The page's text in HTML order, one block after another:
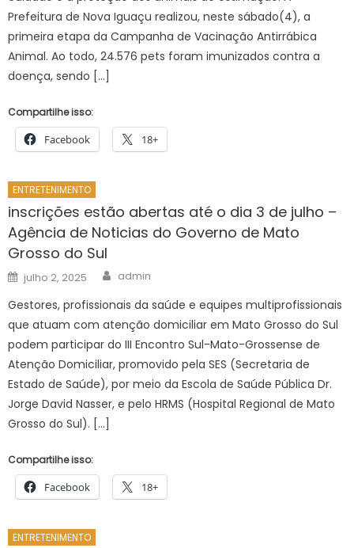
Prefeitura de Nova Iguaçu realizou, neste sábado(4), a
primeira etapa da Campanha de Vacinação Antirrábica
Animal. Ao todo, 24.576 pets foram imunizados contra a
doença, sendo […]
Compartilhe isso:
Facebook 18+
ENTRETENIMENTO
inscrições estão abertas até o dia 3 de julho –
Agência de Noticias do Governo de Mato
Grosso do Sul
Posted
on
julho 2, 2025 Author
admin
Gestores, profissionais da saúde e equipes multiprofissionais
que atuam com atenção domiciliar em Mato Grosso do Sul
podem participar do III Encontro Sul-Mato-Grossense de
Atenção Domiciliar, promovido pela SES (Secretaria de
Estado de Saúde), por meio da Escola de Saúde Pública Dr.
Jorge David Nasser, e pelo HRMS (Hospital Regional de Mato
Grosso do Sul). […]
Compartilhe isso:
Facebook 18+
ENTRETENIMENTO